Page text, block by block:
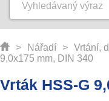
> Nářadí > Vrtání,
9,0x175 mm, DIN 340
Vrták HSS-G